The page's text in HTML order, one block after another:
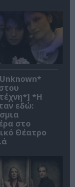
*Η
εδώ:
στο
Θέατρο